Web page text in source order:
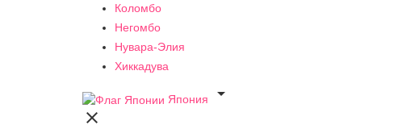
Коломбо
Негомбо
Нувара-Элия
Хиккадува
Япония

